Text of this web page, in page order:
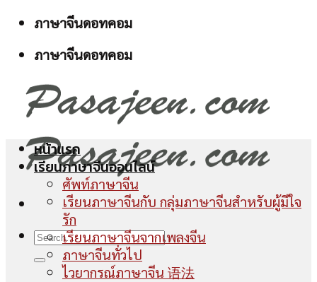
Skip
content
ภาษาจีนดอทคอม
ภาษาจีนดอทคอม
หน้าแรก
เรียนภาษาจีนออนไลน์
ศัพท์ภาษาจีน
เรียนภาษาจีนกับ กลุ่มภาษาจีนสำหรับผู้มีใจ
รัก
เรียนภาษาจีนจากเพลงจีน
ภาษาจีนทั่วไป
ไวยากรณ์ภาษาจีน 语法